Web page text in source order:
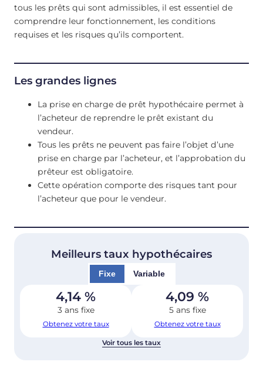
tous les prêts qui sont admissibles, il est essentiel de
comprendre leur fonctionnement, les conditions
requises et les risques qu’ils comportent.
Les grandes lignes
La prise en charge de prêt hypothécaire permet à
l’acheteur de reprendre le prêt existant du
vendeur.
Tous les prêts ne peuvent pas faire l’objet d’une
prise en charge par l’acheteur, et l’approbation du
prêteur est obligatoire.
Cette opération comporte des risques tant pour
l’acheteur que pour le vendeur.
Meilleurs taux hypothécaires
Fixe Variable
4,14 %
3 ans fixe
Obtenez votre taux
4,09 %
5 ans fixe
Obtenez votre taux
Voir tous les taux